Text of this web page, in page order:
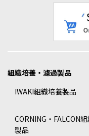
組織培養・濾過製品
IWAKI組織培養製品
CORNING・FALCON
製品